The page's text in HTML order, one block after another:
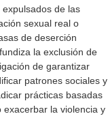
de las
sexual real o
de deserción
la exclusión de
de garantizar
patrones sociales y
prácticas basadas
la violencia y